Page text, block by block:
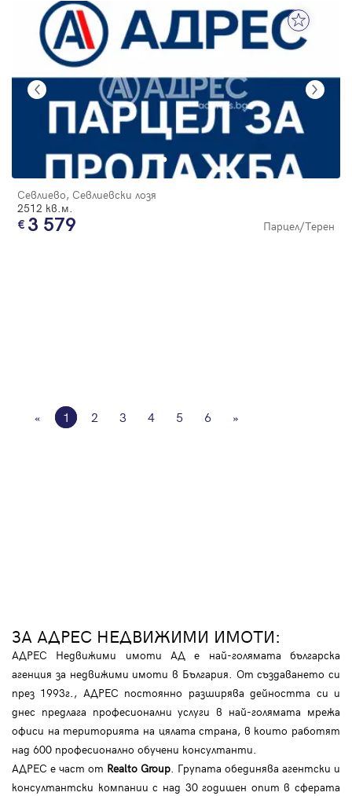
Севлиево, Севлиевски лозя
2512 кв.м.
3 579 Парцел/Терен
« 1 2 3 4 5 6 »
ЗА АДРЕС НЕДВИЖИМИ ИМОТИ:
АДРЕС Недвижими имоти АД е най-голямата българска
агенция за недвижими имоти в България. От създаването си
през 1993г., АДРЕС постоянно разширява дейността си и
днес предлага професионални услуги в най-голямата мрежа
офиси на територията на цялата страна, в които работят
над 600 професионално обучени консултанти.
АДРЕС е част от Realto Group . Групата обединява агентски и
консултантски компании с над 30 годишен опит в сферата